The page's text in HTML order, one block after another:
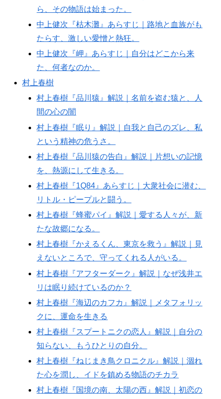
ら、その物語は始まった。
中上健次『枯木灘』あらすじ｜路地と血族がも
たらす、激しい愛憎と熱狂。
中上健次『岬』あらすじ｜自分はどこから来
た、何者なのか。
村上春樹
村上春樹『品川猿』解説｜名前を盗む猿と、人
間の心の闇
村上春樹『眠り』解説｜自我と自己のズレ、私
という精神の危うさ。
村上春樹『品川猿の告白』解説｜片想いの記憶
を、熱源にして生きる。
村上春樹『1Q84』あらすじ｜大衆社会に潜む、
リトル・ピープルと闘う。
村上春樹『蜂蜜パイ』解説｜愛する人々が、新
たな故郷になる。
村上春樹『かえるくん、東京を救う』解説｜見
えないところで、守ってくれる人がいる。
村上春樹『アフターダーク』解説｜なぜ浅井エ
リは眠り続けているのか？
村上春樹『海辺のカフカ』解説｜メタフォリッ
クに、運命を生きる
村上春樹『スプートニクの恋人』解説｜自分の
知らない、もうひとりの自分。
村上春樹『ねじまき鳥クロニクル』解説｜涸れ
た心を潤し、イドを鎮める物語のチカラ
村上春樹『国境の南、太陽の西』解説｜初恋の